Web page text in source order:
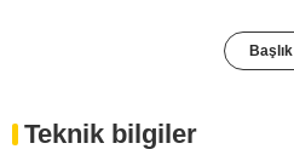
Başlık
Teknik bilgiler